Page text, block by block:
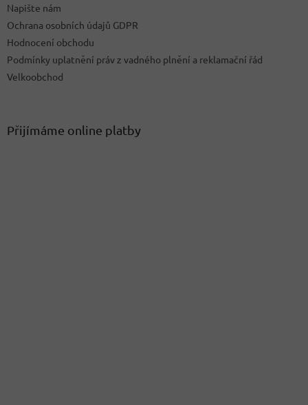
Napište nám
Ochrana osobních údajů GDPR
Hodnocení obchodu
Podmínky uplatnění práv z vadného plnění a reklamační řád
Velkoobchod
Přijímáme online platby